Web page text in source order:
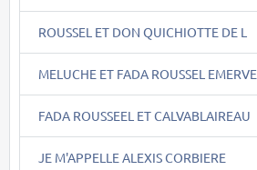
ROUSSEL ET DON QUICHIOTTE DE L
MELUCHE ET FADA ROUSSEL EMERVE
FADA ROUSSEEL ET CALVABLAIREAU
JE M'APPELLE ALEXIS CORBIERE